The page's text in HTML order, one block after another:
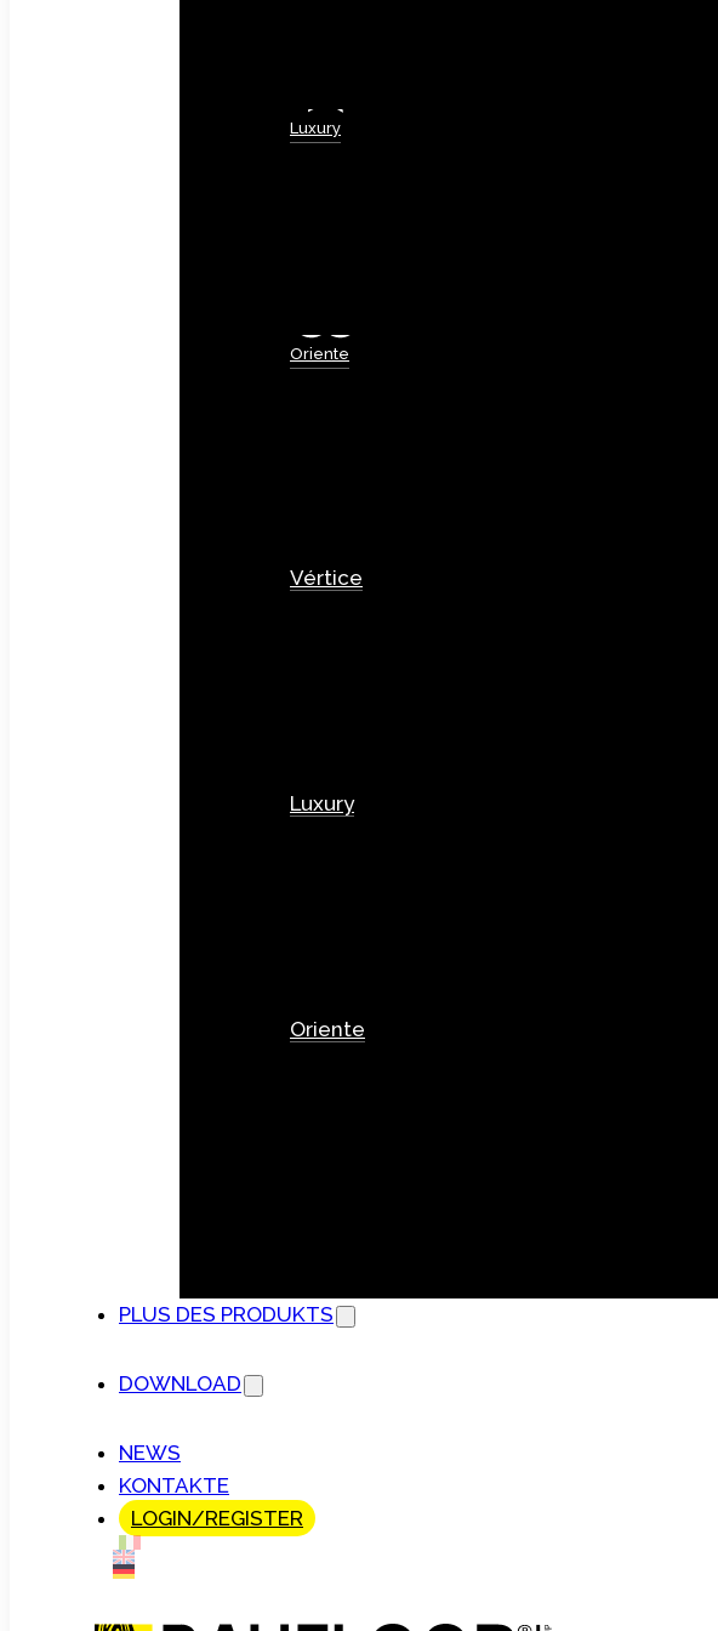
Luxury
Oriente
Vértice
Luxury
Oriente
PLUS DES PRODUKTS
DOWNLOAD
NEWS
KONTAKTE
LOGIN/REGISTER